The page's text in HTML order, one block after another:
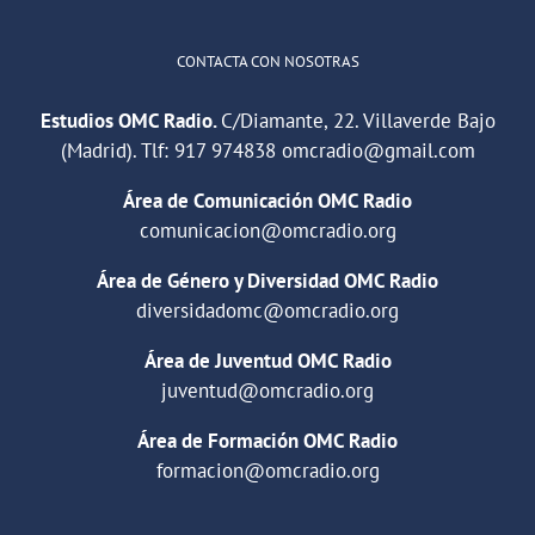
CONTACTA CON NOSOTRAS
Estudios OMC Radio.C/Diamante, 22. Villaverde Bajo
(Madrid). Tlf: 917 974838 omcradio@gmail.com
Área de Comunicación OMC Radio
comunicacion@omcradio.org
Área de Género y Diversidad OMC Radio
diversidadomc@omcradio.org
Área de Juventud OMC Radio
juventud@omcradio.org
Área de Formación OMC Radio
formacion@omcradio.org